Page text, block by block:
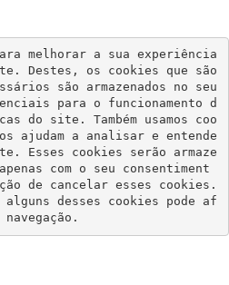
melhorar a sua experiência
Destes, os cookies que são
são armazenados no seu
para o funcionamento d
do site. Também usamos coo
ajudam a analisar e entende
Esses cookies serão armaze
com o seu consentiment
de cancelar esses cookies.
alguns desses cookies pode af